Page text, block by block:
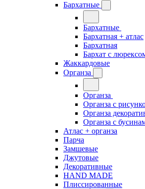
Бархатные
Бархатные
Бархатная + атлас
Бархатная
Бархат с
Жаккардовые
Органза
Органза
Органза с
Органза
Органза с
Атлас + органза
Парча
Замшевые
Джутовые
Декоративные
HAND MADE
Плиссированные